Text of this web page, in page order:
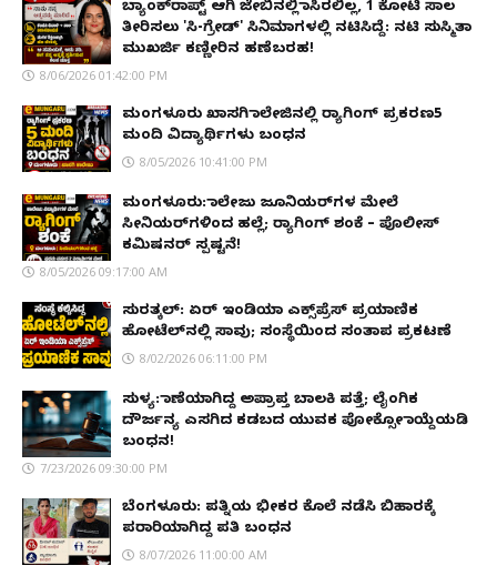
ಬ್ಯಾಂಕ್‌ರಾಪ್ಟ್‌ ಆಗಿ ಜೇಬಿನಲ್ಲಿ ಕಾಸಿರಲಿಲ್ಲ, ₹1 ಕೋಟಿ ಸಾಲ
ತೀರಿಸಲು 'ಸಿ-ಗ್ರೇಡ್' ಸಿನಿಮಾಗಳಲ್ಲಿ ನಟಿಸಿದ್ದೆ: ನಟಿ ಸುಸ್ಮಿತಾ
ಮುಖರ್ಜಿ ಕಣ್ಣೀರಿನ ಹಣೆಬರಹ!
8/06/2026 01:42:00 PM
ಮಂಗಳೂರು ಖಾಸಗಿ ಕಾಲೇಜಿನಲ್ಲಿ ರ‌್ಯಾಗಿಂಗ್ ಪ್ರಕರಣ5
ಮಂದಿ ವಿದ್ಯಾರ್ಥಿಗಳು ಬಂಧನ
8/05/2026 10:41:00 PM
ಮಂಗಳೂರು: ಕಾಲೇಜು ಜೂನಿಯರ್‌ಗಳ ಮೇಲೆ
ಸೀನಿಯರ್‌ಗಳಿಂದ ಹಲ್ಲೆ; ರ‌್ಯಾಗಿಂಗ್ ಶಂಕೆ – ಪೊಲೀಸ್
ಕಮಿಷನರ್ ಸ್ಪಷ್ಟನೆ!
8/05/2026 09:17:00 AM
ಸುರತ್ಕಲ್: ಏರ್ ಇಂಡಿಯಾ ಎಕ್ಸ್‌ಪ್ರೆಸ್ ಪ್ರಯಾಣಿಕ
ಹೋಟೆಲ್‌ನಲ್ಲಿ ಸಾವು; ಸಂಸ್ಥೆಯಿಂದ ಸಂತಾಪ ಪ್ರಕಟಣೆ
8/02/2026 06:11:00 PM
ಸುಳ್ಯ: ಕಾಣೆಯಾಗಿದ್ದ ಅಪ್ರಾಪ್ತ ಬಾಲಕಿ ಪತ್ತೆ; ಲೈಂಗಿಕ
ದೌರ್ಜನ್ಯ ಎಸಗಿದ ಕಡಬದ ಯುವಕ ಪೋಕ್ಸೋ ಕಾಯ್ದೆಯಡಿ
ಬಂಧನ!
7/23/2026 09:30:00 PM
ಬೆಂಗಳೂರು: ಪತ್ನಿಯ ಭೀಕರ ಕೊಲೆ ನಡೆಸಿ ಬಿಹಾರಕ್ಕೆ
ಪರಾರಿಯಾಗಿದ್ದ ಪತಿ ಬಂಧನ
8/07/2026 11:00:00 AM